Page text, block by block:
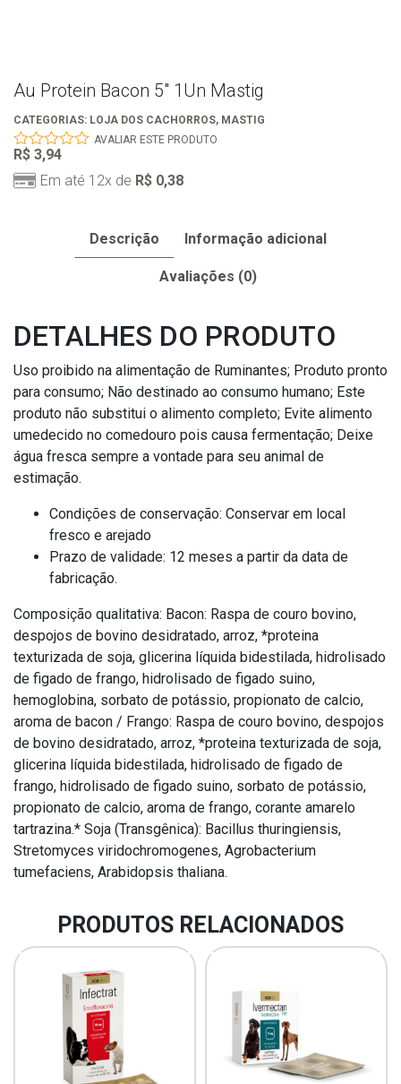
Au Protein Bacon 5″ 1Un Mastig
CATEGORIAS: LOJA DOS CACHORROS, MASTIG
0
out
of
AVALIAR ESTE PRODUTO
R$ 3,94
Em até 12x de R$ 0,38
Descrição Informação adicional
Avaliações (0)
DETALHES DO PRODUTO
Uso proibido na alimentação de Ruminantes; Produto pronto
para consumo; Não destinado ao consumo humano; Este
produto não substitui o alimento completo; Evite alimento
umedecido no comedouro pois causa fermentação; Deixe
água fresca sempre a vontade para seu animal de
estimação.
Condições de conservação: Conservar em local
fresco e arejado
Prazo de validade: 12 meses a partir da data de
fabricação.
Composição qualitativa: Bacon: Raspa de couro bovino,
despojos de bovino desidratado, arroz, *proteina
texturizada de soja, glicerina líquida bidestilada, hidrolisado
de figado de frango, hidrolisado de figado suino,
hemoglobina, sorbato de potássio, propionato de calcio,
aroma de bacon / Frango: Raspa de couro bovino, despojos
de bovino desidratado, arroz, *proteina texturizada de soja,
glicerina líquida bidestilada, hidrolisado de figado de
frango, hidrolisado de figado suino, sorbato de potássio,
propionato de calcio, aroma de frango, corante amarelo
tartrazina.* Soja (Transgênica): Bacillus thuringiensis,
Stretomyces viridochromogenes, Agrobacterium
tumefaciens, Arabidopsis thaliana.
PRODUTOS RELACIONADOS